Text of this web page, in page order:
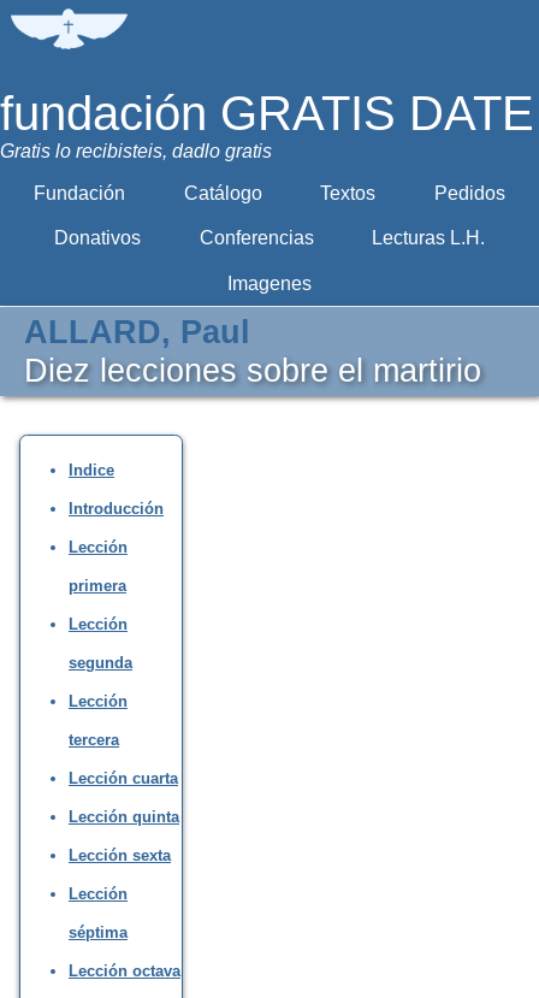
fundación GRATIS DATE
Gratis lo recibisteis, dadlo gratis
Fundación Catálogo Textos Pedidos
Donativos Conferencias Lecturas L.H.
Imagenes
ALLARD, Paul
Diez lecciones sobre el martirio
Indice
Introducción
Lección
primera
Lección
segunda
Lección
tercera
Lección cuarta
Lección quinta
Lección sexta
Lección
séptima
Lección octava